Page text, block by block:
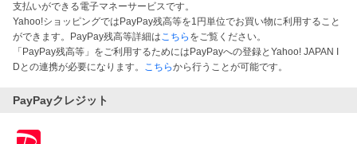
支払いができる電子マネーサービスです。
Yahoo!ショッピングではPayPay残高等を1円単位でお買い物に利用すること
ができます。PayPay残高等詳細はこちら をご覧ください。
「PayPay残高等」をご利用するためにはPayPayへの登録とYahoo! JAPAN I
Dとの連携が必要になります。 こちらから行うことが可能です。
PayPayクレジット